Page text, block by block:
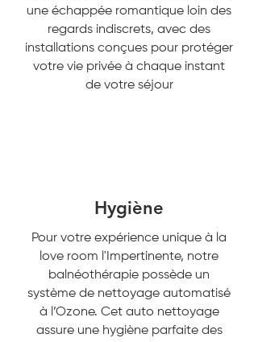
une échappée romantique loin des
regards indiscrets, avec des
installations conçues pour protéger
votre vie privée à chaque instant
de votre séjour
Hygiène
Pour votre expérience unique à la
love room l'Impertinente, notre
balnéothérapie possède un
système de nettoyage automatisé
à l’Ozone. Cet auto nettoyage
assure une hygiène parfaite des